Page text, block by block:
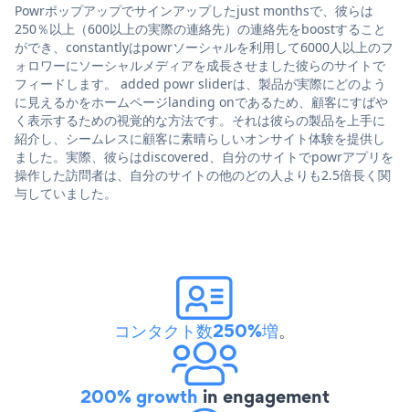
Powrポップアップでサインアップしたjust monthsで、彼らは
250％以上（600以上の実際の連絡先）の連絡先をboostすること
ができ、constantlyはpowrソーシャルを利用して6000人以上のフ
ォロワーにソーシャルメディアを成長させました彼らのサイトで
フィードします。 added powr sliderは、製品が実際にどのよう
に見えるかをホームページlanding onであるため、顧客にすばや
く表示するための視覚的な方法です。それは彼らの製品を上手に
紹介し、シームレスに顧客に素晴らしいオンサイト体験を提供し
ました。実際、彼らはdiscovered、自分のサイトでpowrアプリを
操作した訪問者は、自分のサイトの他のどの人よりも2.5倍長く関
与していました。
コンタクト数250%増。
200% growth in engagement